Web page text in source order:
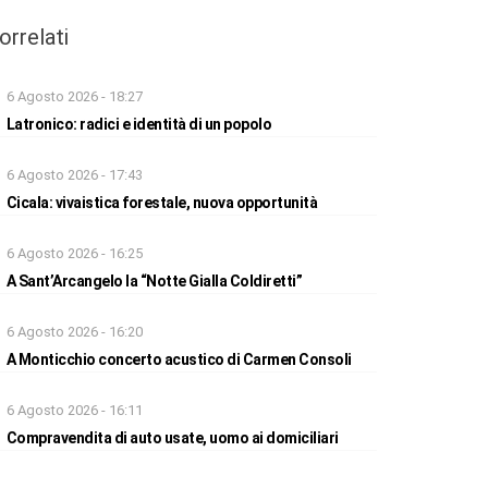
6 Agosto 2026 - 18:27
Latronico: radici e identità di un popolo
6 Agosto 2026 - 17:43
Cicala: vivaistica forestale, nuova opportunità
6 Agosto 2026 - 16:25
A Sant’Arcangelo la “Notte Gialla Coldiretti”
6 Agosto 2026 - 16:20
A Monticchio concerto acustico di Carmen Consoli
6 Agosto 2026 - 16:11
Compravendita di auto usate, uomo ai domiciliari